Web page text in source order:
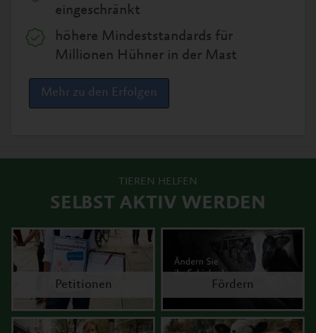
eingeschränkt
höhere Mindeststandards für
Millionen Hühner in der Mast
Mehr zu den Erfolgen
TIEREN HELFEN
SELBST AKTIV WERDEN
Petitionen Fördern